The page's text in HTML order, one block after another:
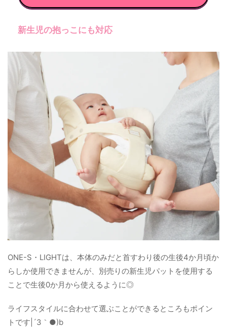
新生児の抱っこにも対応
ONE-S・LIGHTは、本体のみだと首すわり後の生後4か月頃か
らしか使用できませんが、別売りの新生児パットを使用する
ことで生後0か月から使えるように◎
ライフスタイルに合わせて選ぶことができるところもポイン
トです|´З｀●)b